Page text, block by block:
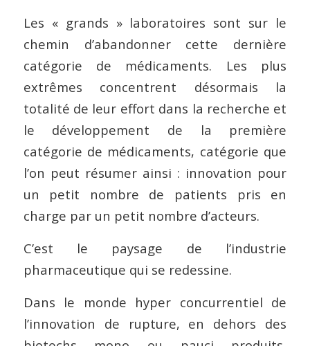
Les « grands » laboratoires sont sur le
chemin d’abandonner cette dernière
catégorie de médicaments. Les plus
extrêmes concentrent désormais la
totalité de leur effort dans la recherche et
le développement de la première
catégorie de médicaments, catégorie que
l’on peut résumer ainsi : innovation pour
un petit nombre de patients pris en
charge par un petit nombre d’acteurs.
C’est le paysage de l’industrie
pharmaceutique qui se redessine.
Dans le monde hyper concurrentiel de
l’innovation de rupture, en dehors des